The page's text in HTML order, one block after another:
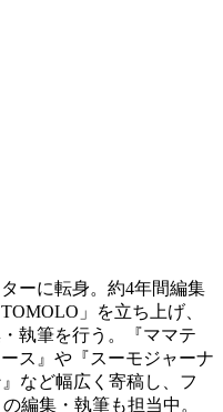
ーに転身。約4年間編集
」を立ち上げ、
執筆を行う。『ママテ
ス』や『スーモジャーナ
など幅広く寄稿し、フ
編集・執筆も担当中。